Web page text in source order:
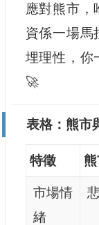
應對熊市，
資係一場馬
埋理性，你
🚀
表格：熊市
特徵
市場情
緒